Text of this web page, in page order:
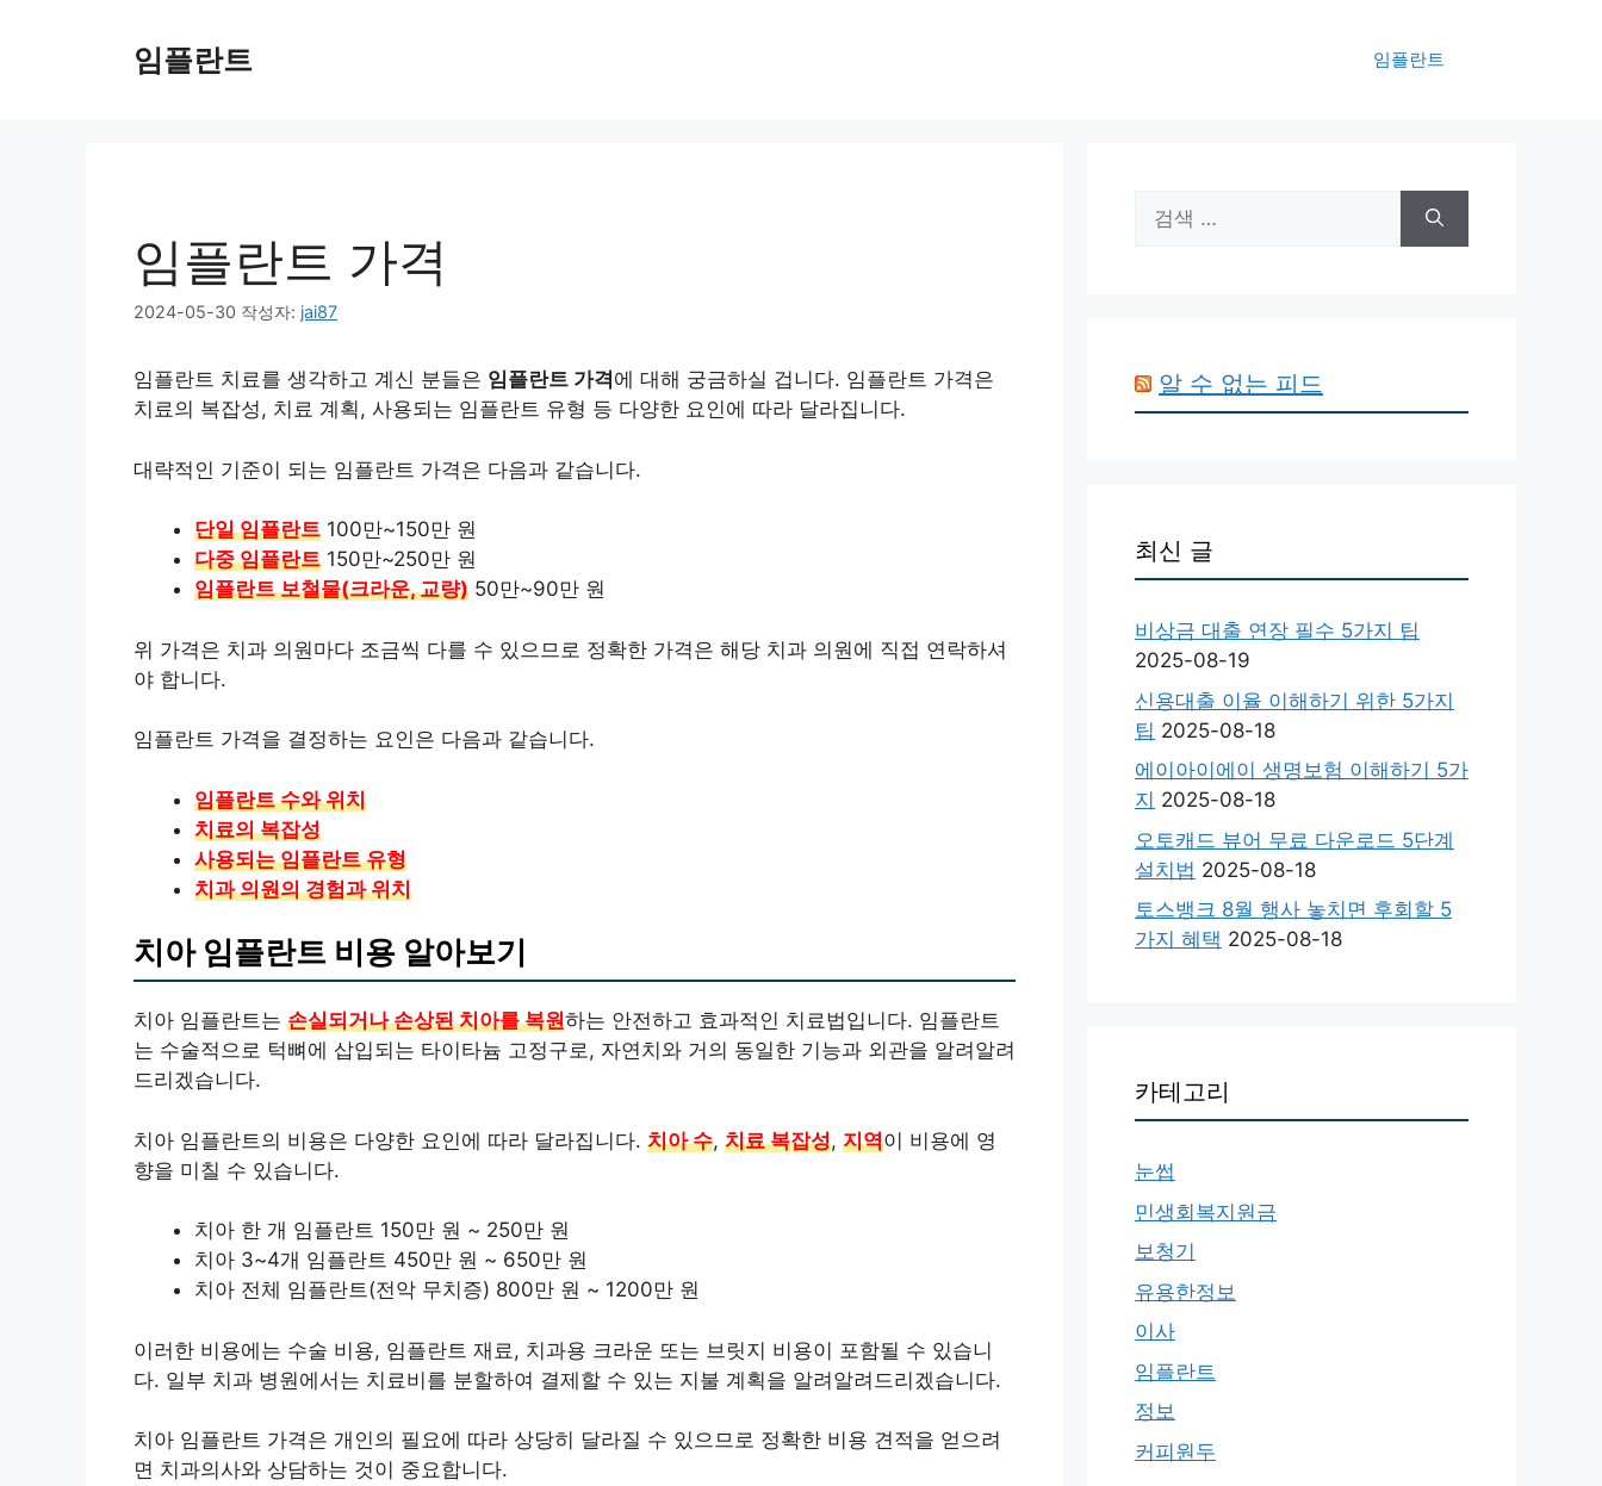
임플란트 임플란트
임플란트 가격
2024-05-30 작성자: jai87
임플란트 치료를 생각하고 계신 분들은 임플란트 가격에 대해 궁금하실 겁니다. 임플란트 가격은
치료의 복잡성, 치료 계획, 사용되는 임플란트 유형 등 다양한 요인에 따라 달라집니다.
대략적인 기준이 되는 임플란트 가격은 다음과 같습니다.
단일 임플란트 100만~150만 원
다중 임플란트 150만~250만 원
임플란트 보철물(크라운, 교량) 50만~90만 원
위 가격은 치과 의원마다 조금씩 다를 수 있으므로 정확한 가격은 해당 치과 의원에 직접 연락하셔
야 합니다.
임플란트 가격을 결정하는 요인은 다음과 같습니다.
임플란트 수와 위치
치료의 복잡성
사용되는 임플란트 유형
치과 의원의 경험과 위치
치아 임플란트 비용 알아보기
치아 임플란트는 손실되거나 손상된 치아를 복원하는 안전하고 효과적인 치료법입니다. 임플란트
는 수술적으로 턱뼈에 삽입되는 타이타늄 고정구로, 자연치와 거의 동일한 기능과 외관을 알려알려
드리겠습니다.
치아 임플란트의 비용은 다양한 요인에 따라 달라집니다. 치아 수, 치료 복잡성, 지역이 비용에 영
향을 미칠 수 있습니다.
치아 한 개 임플란트 150만 원 ~ 250만 원
치아 3~4개 임플란트 450만 원 ~ 650만 원
치아 전체 임플란트(전악 무치증) 800만 원 ~ 1200만 원
이러한 비용에는 수술 비용, 임플란트 재료, 치과용 크라운 또는 브릿지 비용이 포함될 수 있습니
다. 일부 치과 병원에서는 치료비를 분할하여 결제할 수 있는 지불 계획을 알려알려드리겠습니다.
치아 임플란트 가격은 개인의 필요에 따라 상당히 달라질 수 있으므로 정확한 비용 견적을 얻으려
면 치과의사와 상담하는 것이 중요합니다.
색:
알 수 없는 피드
최신 글
비상금 대출 연장 필수 5가지 팁
2025-08-19
신용대출 이율 이해하기 위한 5가지
팁 2025-08-18
에이아이에이 생명보험 이해하기 5가
지 2025-08-18
오토캐드 뷰어 무료 다운로드 5단계
설치법 2025-08-18
토스뱅크 8월 행사 놓치면 후회할 5
가지 혜택 2025-08-18
카테고리
눈썹
민생회복지원금
보청기
유용한정보
이사
임플란트
정보
커피원두